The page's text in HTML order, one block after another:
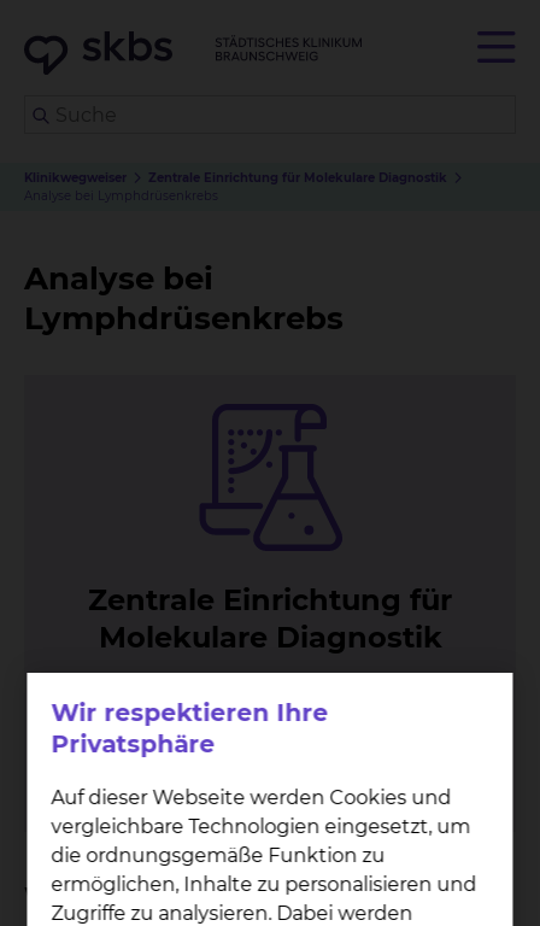
Klinikwegweiser
Zentrale Einrichtung für Molekulare Diagnostik
Analyse bei Lymphdrüsenkrebs
Analyse bei
Lymphdrüsenkrebs
Zen­tra­le Ein­rich­tung für
Mo­le­ku­la­re Dia­gnos­tik
Tel.:+49 531 595 3594
Fax: +49 531 595 3449
mehr
Weitere Informationen
Wir respektieren Ihre
Privatsphäre
Auf dieser Webseite werden Cookies und
vergleichbare Technologien eingesetzt, um
die ordnungsgemäße Funktion zu
ermöglichen, Inhalte zu personalisieren und
Zugriffe zu analysieren. Dabei werden